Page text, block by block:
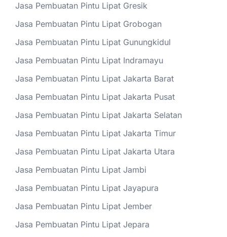
Jasa Pembuatan Pintu Lipat Gresik
Jasa Pembuatan Pintu Lipat Grobogan
Jasa Pembuatan Pintu Lipat Gunungkidul
Jasa Pembuatan Pintu Lipat Indramayu
Jasa Pembuatan Pintu Lipat Jakarta Barat
Jasa Pembuatan Pintu Lipat Jakarta Pusat
Jasa Pembuatan Pintu Lipat Jakarta Selatan
Jasa Pembuatan Pintu Lipat Jakarta Timur
Jasa Pembuatan Pintu Lipat Jakarta Utara
Jasa Pembuatan Pintu Lipat Jambi
Jasa Pembuatan Pintu Lipat Jayapura
Jasa Pembuatan Pintu Lipat Jember
Jasa Pembuatan Pintu Lipat Jepara